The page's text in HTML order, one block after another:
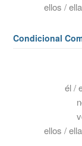
ellos /
Condicional
él /
ellos /